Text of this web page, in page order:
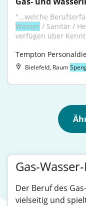
"...welche
Wasser / Sanitär /
verfügen über
Tempton
Bielefeld, Raum
Gas-
Der Beruf des
vielseitig und